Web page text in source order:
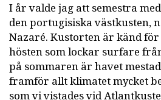
I år valde jag att semestra
den portugisiska västkusten,
Nazaré. Kustorten är känd
hösten som lockar surfare
på sommaren är havet
framför allt klimatet mycket
som vi vistades vid